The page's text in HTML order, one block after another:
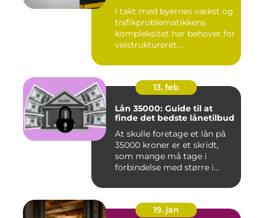
I takt med byernes vækst og
trafikproblematikkens
kompleksitet har behovet for
velstruktureret...
13. feb
Lån 35000: Guide til at
finde det bedste lånetilbud
At skulle foretage et lån på
35000 kroner er et skridt,
som mange må tage i
forbindelse med større i...
19. jan